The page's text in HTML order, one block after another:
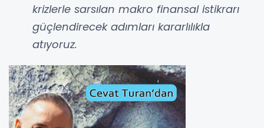
krizlerle sarsılan makro finansal istikrarı
güçlendirecek adımları kararlılıkla
atıyoruz.